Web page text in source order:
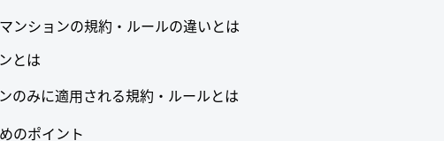
ンションの規約・ルールの違いとは
とは
のみに適用される規約・ルールとは
のポイント